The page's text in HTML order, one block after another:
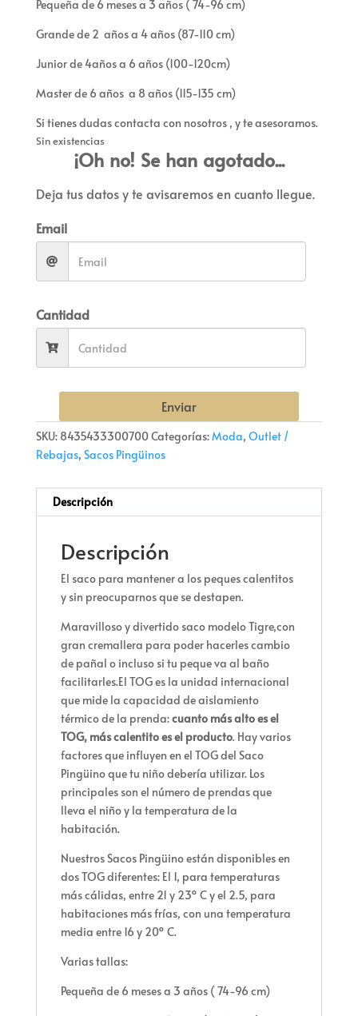
Pequeña de 6 meses a 3 años ( 74-96 cm)
Grande de 2 años a 4 años (87-110 cm)
Junior de 4años a 6 años (100-120cm)
Master de 6 años a 8 años (115-135 cm)
Si tienes dudas contacta con nosotros , y te asesoramos.
Sin existencias
¡Oh no! Se han agotado...
Deja tus datos y te avisaremos en cuanto llegue.
Email
Cantidad
Enviar
SKU: 8435433300700Categorías:Moda, Outlet /
Rebajas, Sacos Pingüinos
Descripción
Descripción
El saco para mantener a los peques calentitos
y sin preocuparnos que se destapen.
Maravilloso y divertido saco modelo Tigre,con
gran cremallera para poder hacerles cambio
de pañal o incluso si tu peque va al baño
facilitarles.El TOG es la unidad internacional
que mide la capacidad de aislamiento
térmico de la prenda:cuanto más alto es el
TOG, más calentito es el producto. Hay varios
factores que influyen en el TOG del Saco
Pingüino que tu niño debería utilizar. Los
principales son el número de prendas que
lleva el niño y la temperatura de la
habitación.
Nuestros Sacos Pingüino están disponibles en
dos TOG diferentes: El 1, para temperaturas
más cálidas, entre 21 y 23º C y el 2.5, para
habitaciones más frías, con una temperatura
media entre 16 y 20º C.
Varias tallas:
Pequeña de 6 meses a 3 años ( 74-96 cm)